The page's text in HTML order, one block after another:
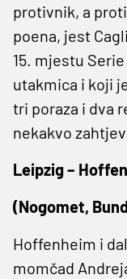
protivnik, a
poena, jest
15. mjestu
utakmica i koji
tri poraza i dva
nekakvo
Leipzig –
(Nogomet,
Hoffenheim i
momčad